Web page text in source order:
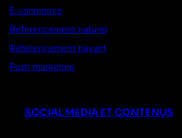
E-commerce
Référencement naturel
Référencement payant
Push marketing
SOCIAL MEDIA ET CONTENUS